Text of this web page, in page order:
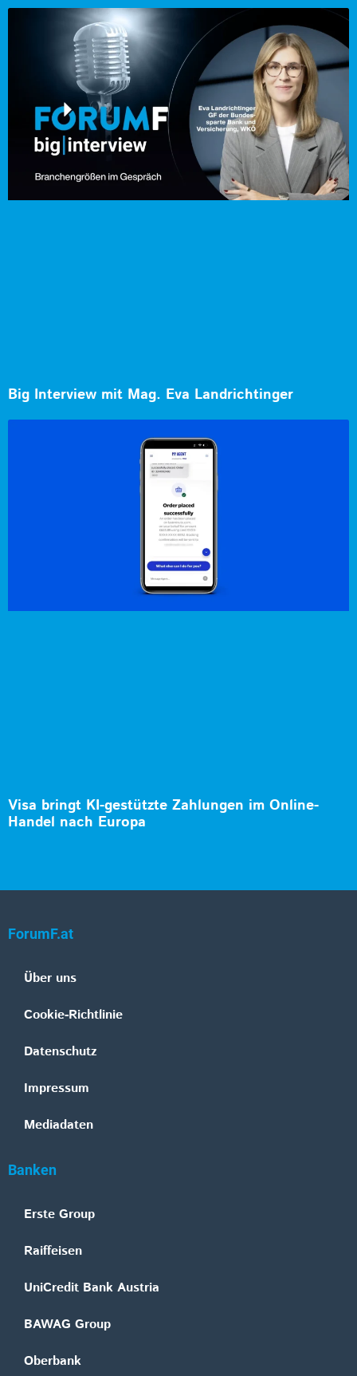
Big Interview mit Mag. Eva Landrichtinger
Visa bringt KI-gestützte Zahlungen im Online-
Handel nach Europa
ForumF.at
Über uns
Cookie-Richtlinie
Datenschutz
Impressum
Mediadaten
Banken
Erste Group
Raiffeisen
UniCredit Bank Austria
BAWAG Group
Oberbank